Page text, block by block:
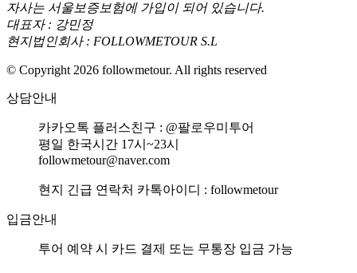
자사는 서울보증보험에 가입이 되어 있습니다.
대표자 : 강민정
현지법인회사 : FOLLOWMETOUR S.L
© Copyright 2026 followmetour. All rights reserved
상담안내
카카오톡 플러스친구 : @팔로우미투어
평일 한국시간 17시~23시
followmetour@naver.com
현지 긴급 연락처 카톡아이디 : followmetour
입금안내
투어 예약 시 카드 결제 또는 무통장 입금 가능